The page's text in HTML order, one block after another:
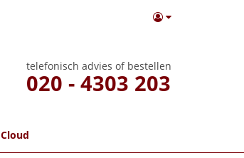
telefonisch advies of bestellen
020 - 4303 203
Cloud